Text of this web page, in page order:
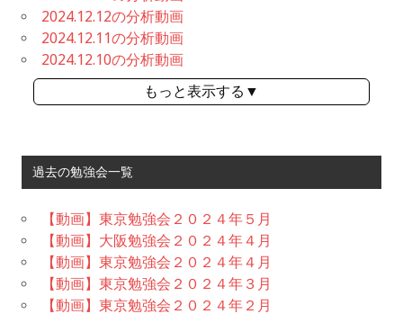
2024.12.12の分析動画
2024.12.11の分析動画
2024.12.10の分析動画
もっと表示する▼
過去の勉強会一覧
【動画】東京勉強会２０２４年５月
【動画】大阪勉強会２０２４年４月
【動画】東京勉強会２０２４年４月
【動画】東京勉強会２０２４年３月
【動画】東京勉強会２０２４年２月